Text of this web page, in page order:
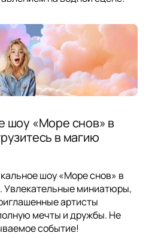
шоу «Море снов» в
в магию
шоу «Море снов» в
миниатюры,
артисты
мечты и дружбы. Не
событие!